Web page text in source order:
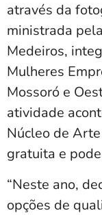
através da
ministrada
Medeiros,
Mulheres
Mossoró e
atividade
Núcleo de
gratuita e
“Neste ano,
opções de